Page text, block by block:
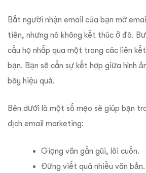
Bắt người nhận email của bạn mở
tiên, nhưng nó không kết thúc ở đó.
cầu họ nhấp qua một trong các liên
bạn. Bạn sẽ cần sự kết hợp giữa hình
bày hiệu quả.
Bên dưới là một số mẹo sẽ giúp bạn
dịch email marketing:
Giọng văn gần gũi, lôi cuốn.
Đừng viết quá nhiều văn